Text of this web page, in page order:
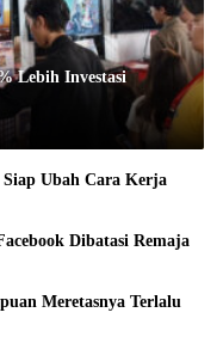
Lebih Investasi
Ubah Cara Kerja
Dibatasi Remaja
Meretasnya Terlalu